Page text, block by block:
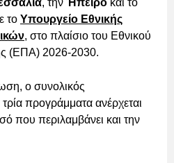
το Υπουργείο Εθνικής
, στο πλαίσιο του Εθνικού
(ΕΠΑ) 2026-2030.
ο συνολικός
τρία προγράμματα ανέρχεται
που περιλαμβάνει και την